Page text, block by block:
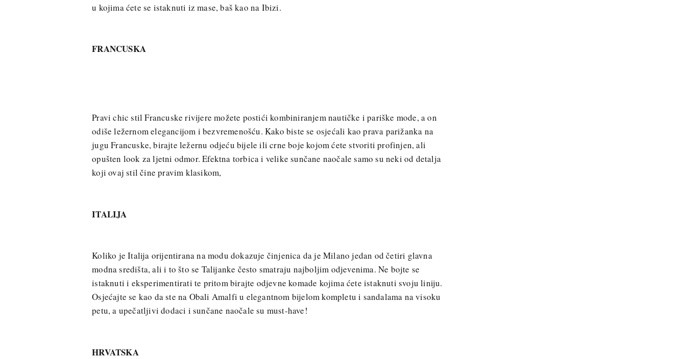
u kojima ćete se istaknuti iz mase, baš kao na Ibizi.
FRANCUSKA
Pravi chic stil Francuske rivijere možete postići kombiniranjem nautičke i pariške mode, a on
odiše ležernom elegancijom i bezvremenošću. Kako biste se osjećali kao prava parižanka na
jugu Francuske, birajte ležernu odjeću bijele ili crne boje kojom ćete stvoriti profinjen, ali
opušten look za ljetni odmor. Efektna torbica i velike sunčane naočale samo su neki od detalja
koji ovaj stil čine pravim klasikom,
ITALIJA
Koliko je Italija orijentirana na modu dokazuje činjenica da je Milano jedan od četiri glavna
modna središta, ali i to što se Talijanke često smatraju najboljim odjevenima. Ne bojte se
istaknuti i eksperimentirati te pritom birajte odjevne komade kojima ćete istaknuti svoju liniju.
Osjećajte se kao da ste na Obali Amalfi u elegantnom bijelom kompletu i sandalama na visoku
petu, a upečatljivi dodaci i sunčane naočale su must-have!
HRVATSKA